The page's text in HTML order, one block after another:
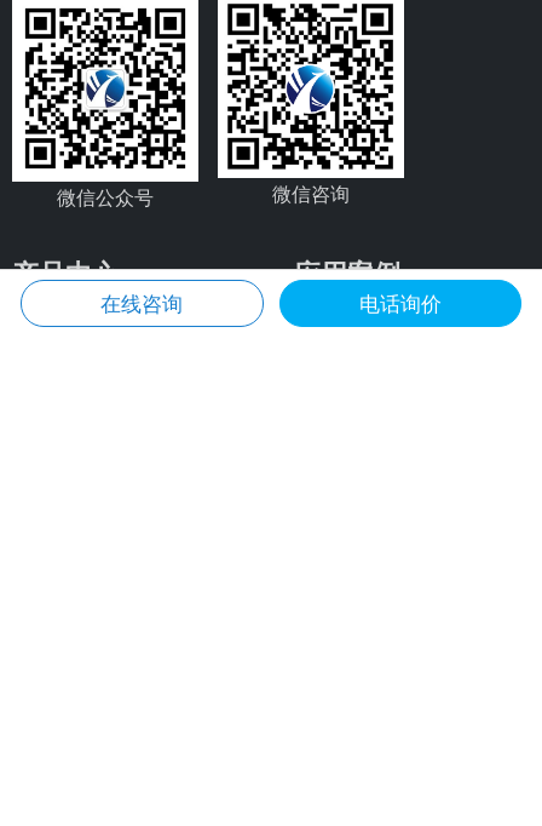
微信公众号 微信咨询
产品中心 应用案例
在线咨询 电话询价